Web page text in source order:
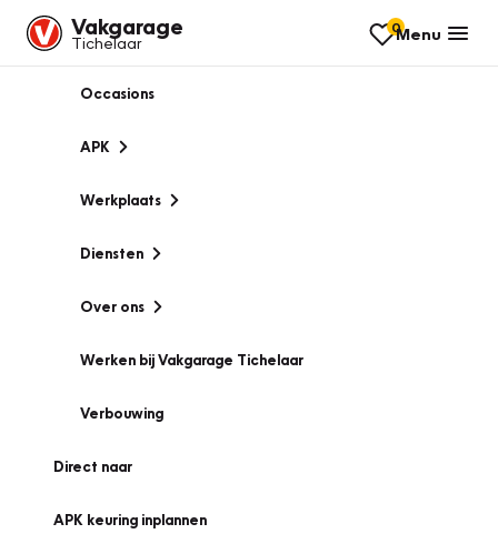
Vakgarage
Tichelaar
0Menu
Occasions
APK
Werkplaats
Diensten
Over ons
Werken bij Vakgarage Tichelaar
Verbouwing
Direct naar
APK keuring inplannen